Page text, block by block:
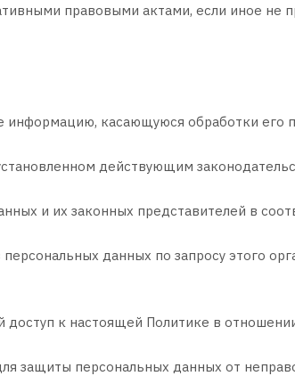
правовыми актами, если иное не
информацию, касающуюся обработки его
действующим
и их законных представителей в
данных по запросу этого
к настоящей Политике в
защиты персональных данных от